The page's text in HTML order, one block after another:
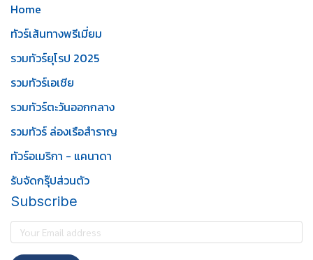
Home
ทัวร์เส้นทางพรีเมี่ยม
รวมทัวร์ยุโรป 2025
รวมทัวร์เอเชีย
รวมทัวร์ตะวันออกกลาง
รวมทัวร์ ล่องเรือสำราญ
ทัวร์อเมริกา - แคนาดา
รับจัดกรุ๊ปส่วนตัว
Subscribe